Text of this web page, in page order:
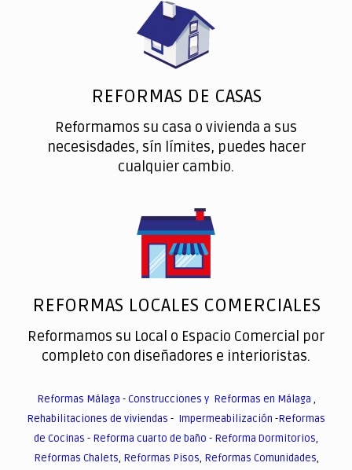
REFORMAS DE CASAS
Reformamos su casa o vivienda a sus
necesisdades, sín límites, puedes hacer
cualquier cambio.
REFORMAS LOCALES COMERCIALES
Reformamos su Local o Espacio Comercial por
completo con diseñadores e interioristas.
Reformas Málaga -Construcciones y Reformas en Málaga ,
Rehabilitaciones de viviendas - Impermeabilización -Reformas
de Cocinas - Reforma cuarto de baño - Reforma Dormitorios,
Reformas Chalets, Reformas Pisos, Reformas Comunidades,